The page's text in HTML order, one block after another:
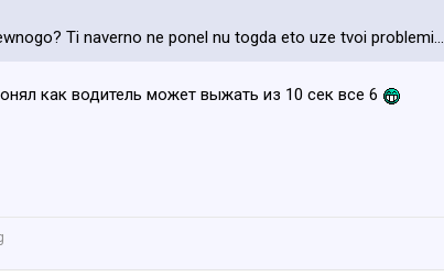
Ti naverno ne ponel nu togda eto uze tvoi problemi...
как водитель может выжать из 10 сек все 6